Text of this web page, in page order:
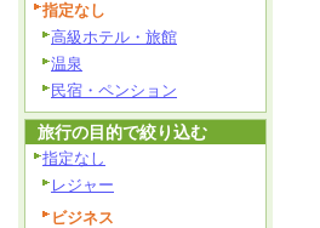
指定なし
高級ホテル・旅館
温泉
民宿・ペンション
旅行の目的で絞り込む
指定なし
レジャー
ビジネス